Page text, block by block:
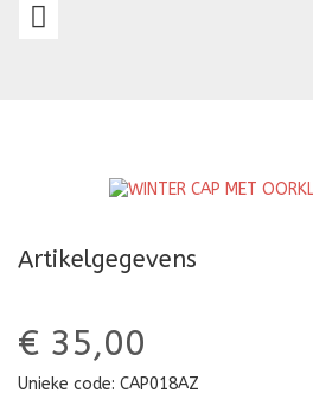
GRIJS
Artikelgegevens
€ 35,00
Unieke code: CAP018AZ